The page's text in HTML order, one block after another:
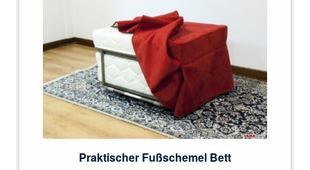
Praktischer Fußschemel Bett